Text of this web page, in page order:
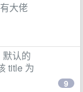
大佬
认的
title 为
9